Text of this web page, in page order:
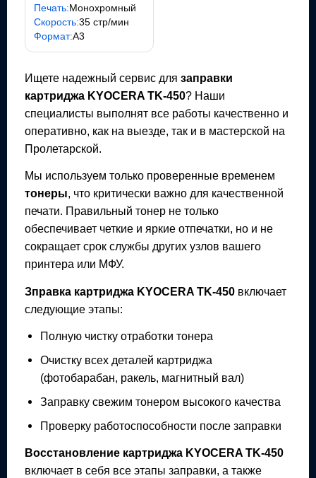
Печать:Монохромный
Скорость:35 стр/мин
Формат:A3
Ищете надежный сервис для заправки
картриджа KYOCERA TK-450? Наши
специалисты выполнят все работы качественно и
оперативно, как на выезде, так и в мастерской на
Пролетарской.
Мы используем только проверенные временем
тонеры, что критически важно для качественной
печати. Правильный тонер не только
обеспечивает четкие и яркие отпечатки, но и не
сокращает срок службы других узлов вашего
принтера или МФУ.
Зправка картриджа KYOCERA TK-450 включает
следующие этапы:
Полную чистку отработки тонера
Очистку всех деталей картриджа
(фотобарабан, ракель, магнитный вал)
Заправку свежим тонером высокого качества
Проверку работоспособности после заправки
Восстановление картриджа KYOCERA TK-450
включает в себя все этапы заправки, а также